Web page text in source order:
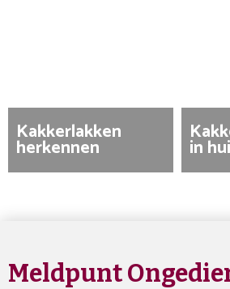
Kakkerlakken
herkennen in
Meldpunt